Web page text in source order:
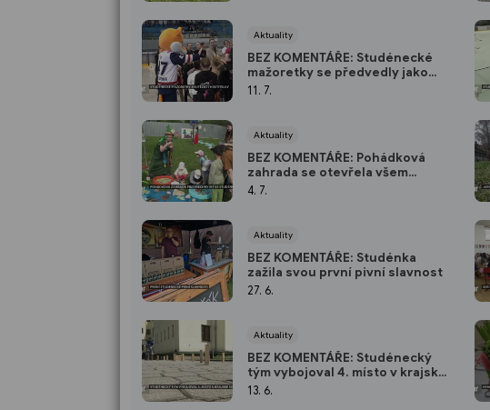
Aktuality
BEZ KOMENTÁŘE: Studénecké
mažoretky se předvedly jako
soutěžící i hostitelky
11. 7.
Aktuality
BEZ KOMENTÁŘE: Pohádková
zahrada se otevřela všem
mateřinkám ve Studénce
4. 7.
Aktuality
BEZ KOMENTÁŘE: Studénka
zažila svou první pivní slavnost
27. 6.
Aktuality
BEZ KOMENTÁŘE: Studénecký
tým vybojoval 4. místo v krajské
soutěži
13. 6.